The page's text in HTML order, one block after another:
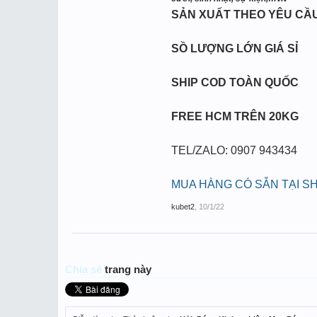
SẢN XUẤT THEO YÊU
SỒ LƯỢNG LỚN GIÁ SỈ
SHIP COD TOÀN QUỐC
FREE HCM TRÊN 20KG
TEL/ZALO: 0907 943434
MUA HÀNG CÓ SẴN TẠI
kubet2 10/1/22
Chia sẻ trang này